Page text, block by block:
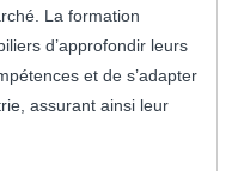
La formation
d’approfondir leurs
et de s’adapter
assurant ainsi leur